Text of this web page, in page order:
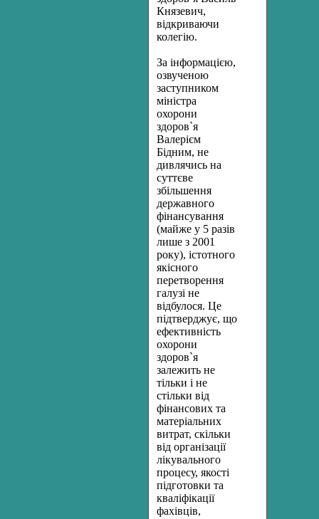
Князевич,
відкриваючи
колегію.
За інформацією,
озвученою
заступником
міністра
охорони
здоров`я
Валерієм
Бідним, не
дивлячись на
суттєве
збільшення
державного
фінансування
(майже у 5 разів
лише з 2001
року), істотного
якісного
перетворення
галузі не
відбулося. Це
підтверджує, що
ефективність
охорони
здоров`я
залежить не
тільки і не
стільки від
фінансових та
матеріальних
витрат, скільки
від організації
лікувального
процесу, якості
підготовки та
кваліфікації
фахівців,